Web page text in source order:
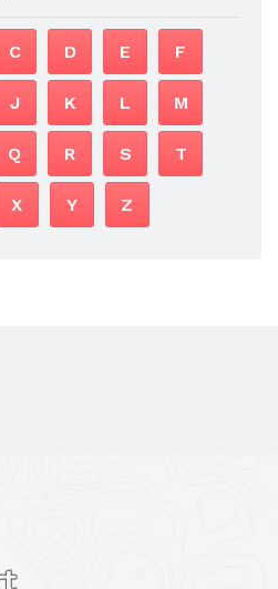
C D E F
J K L M
Q R S T
X Y Z